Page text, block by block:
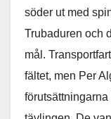
söder ut med
Trubaduren och
mål.
fältet, men Per